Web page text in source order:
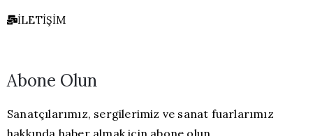
İLETIŞIM
Abone Olun
Sanatçılarımız, sergilerimiz ve sanat fuarlarımız
hakkında haber almak için abone olun.